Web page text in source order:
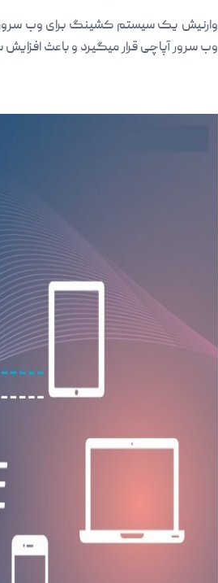
وارنیش یک سیستم کشینگ برای وب سرور
وب سرور آپاچی قرار میگیرد و باعث